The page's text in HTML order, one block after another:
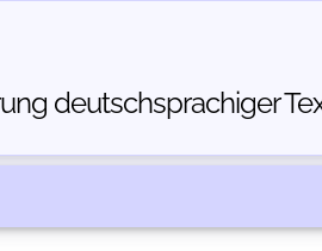
deutschsprachiger